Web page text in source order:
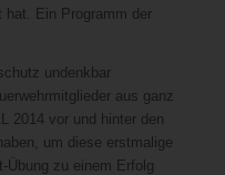
hat. Ein Programm der
undenkbar
aus ganz
2014 vor und hinter den
um diese erstmalige
Übung zu einem Erfolg